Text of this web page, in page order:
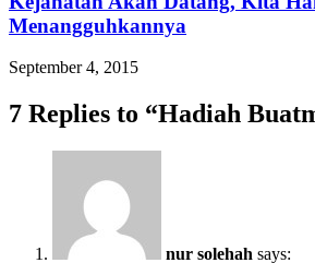
Menangguhkannya
September 4, 2015
7 Replies to “Hadiah
nur solehah says: